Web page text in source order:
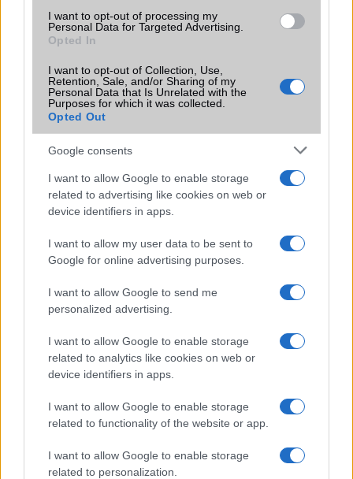
I want to opt-out of processing my
Personal Data for Targeted Advertising.
Opted In
I want to opt-out of Collection, Use,
Retention, Sale, and/or Sharing of my
Personal Data that Is Unrelated with the
Purposes for which it was collected.
Opted Out
Google consents
I want to allow Google to enable storage
related to advertising like cookies on web or
device identifiers in apps.
I want to allow my user data to be sent to
Google for online advertising purposes.
I want to allow Google to send me
personalized advertising.
I want to allow Google to enable storage
related to analytics like cookies on web or
device identifiers in apps.
I want to allow Google to enable storage
related to functionality of the website or app.
I want to allow Google to enable storage
related to personalization.
2026.06.14| Android Police
Sok felhasználó külön alkalmazásokra esküszik, pedig az
amelyek maguktól dolgoznak a háttérben.
Ez a rejtett Samsung funkció teljesen
sokan mégsem tudnak róla
Az Edge Panel az egyik leghasznosabb funkció, amely
jelentősen felgyorsítja a mindennapi használatot,
miközben a Pixel telefonokból továbbra is hiányzik.
KAPCSOLÓDÓ HÍREK
Xiaomi Mi-3: brutális tudás fillérekért!
Xiaomi Red Rice: 4.7 col, négy mag, szinte ingyen
Megjelent a Xiaomi Mi Note csúcsmobil!
A kínaiak tovább támadnak, itt a Redmi Note 4
MIUI 9: osztott kijelzővel, gyorsabban